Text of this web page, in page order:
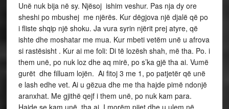
Unë nuk bija në sy. Njësoj ishim veshur. Pas nja dy ore
sheshi po mbushej me njërës. Kur dëgjova një djalë që po
i fliste shqip një shoku. Ja vura syrin njërit prej atyre, që
ishte dhe moshatar me mua. Kur mbeti vetëm unë u afrova
si rastësisht . Kur ai me foli: Di të lozësh shah, më tha. Po. i
them unë, po nuk loz dhe aq mirë, po s’ka gjë tha ai. Vumë
gurët dhe filluam lojën. Ai fitoj 3 me 1, po patjetër që unë
e lash edhe vet. Ai u gëzua dhe me tha hajde pimë ndonjë
aranxhat. Me gjithë qejf i them unë, po nuk kam para.
Hajde se kam unë, tha ai. I morëm pijet dhe u ulem në